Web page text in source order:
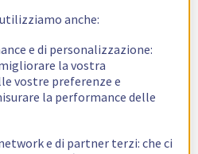
anche:
e di personalizzazione:
la vostra
vostre preferenze e
la performance delle
e di partner terzi: che ci